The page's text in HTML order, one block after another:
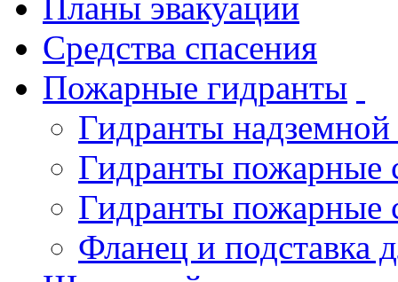
Средства спасения
Пожарные гидранты
Гидранты
Гидранты пожарные
Гидранты пожарные
Фланец и подставка